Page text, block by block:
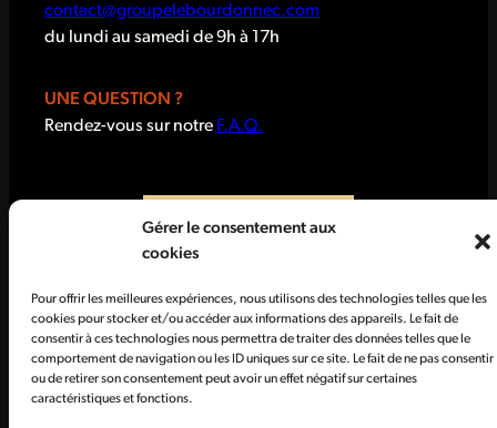
Gérer le consentement aux
cookies
Pour offrir les meilleures expériences, nous utilisons des technologies telles que les
cookies pour stocker et/ou accéder aux informations des appareils. Le fait de
consentir à ces technologies nous permettra de traiter des données telles que le
comportement de navigation ou les ID uniques sur ce site. Le fait de ne pas consentir
ou de retirer son consentement peut avoir un effet négatif sur certaines
caractéristiques et fonctions.
contact@groupelebourdonnec.com
du lundi au samedi de 9h à 17h
UNE QUESTION ?
Rendez-vous sur notre F.A.Q.
CGVDonnées personnelles